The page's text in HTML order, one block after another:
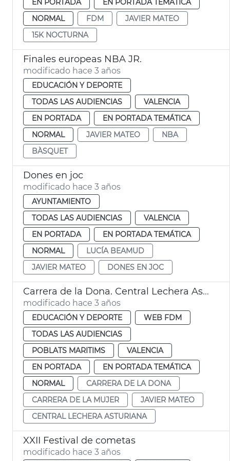
NORMAL
FDM
JAVIER MATEO
15K NOCTURNA
Finales europeas NBA JR.
modificado hace 3 años
EDUCACIÓN Y DEPORTE
TODAS LAS AUDIENCIAS
VALENCIA
EN PORTADA
EN PORTADA TEMÁTICA
NORMAL
JAVIER MATEO
NBA
BÀSQUET
Dones en joc
modificado hace 3 años
AYUNTAMIENTO
TODAS LAS AUDIENCIAS
VALENCIA
EN PORTADA
EN PORTADA TEMÁTICA
NORMAL
LUCÍA BEAMUD
JAVIER MATEO
DONES EN JOC
Carrera de la Dona. Central Lechera Asturiana
modificado hace 3 años
EDUCACIÓN Y DEPORTE
WEB FDM
TODAS LAS AUDIENCIAS
POBLATS MARITIMS
VALENCIA
EN PORTADA
EN PORTADA TEMÁTICA
NORMAL
CARRERA DE LA DONA
CARRERA DE LA MUJER
JAVIER MATEO
CENTRAL LECHERA ASTURIANA
XXII Festival de cometas
modificado hace 3 años